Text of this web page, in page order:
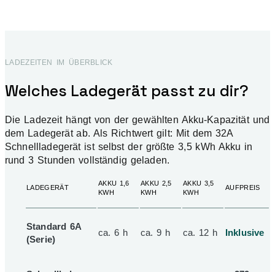
LADEZEITEN IM ÜBERBLICK
Welches Ladegerät passt zu dir?
Die Ladezeit hängt von der gewählten Akku-Kapazität und
dem Ladegerät ab. Als Richtwert gilt: Mit dem 32A
Schnellladegerät ist selbst der größte 3,5 kWh Akku in
rund 3 Stunden vollständig geladen.
LADEGERÄT
AKKU 1,6
KWH
AKKU 2,5
KWH
AKKU 3,5
KWH
AUFPREIS
Standard 6A
(Serie)
ca. 6 h ca. 9 h ca. 12 h Inklusive